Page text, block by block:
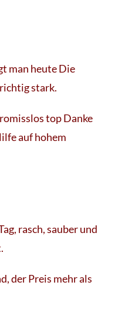
man heute Die
stark.
top Danke
auf hohem
rasch, sauber und
der Preis mehr als